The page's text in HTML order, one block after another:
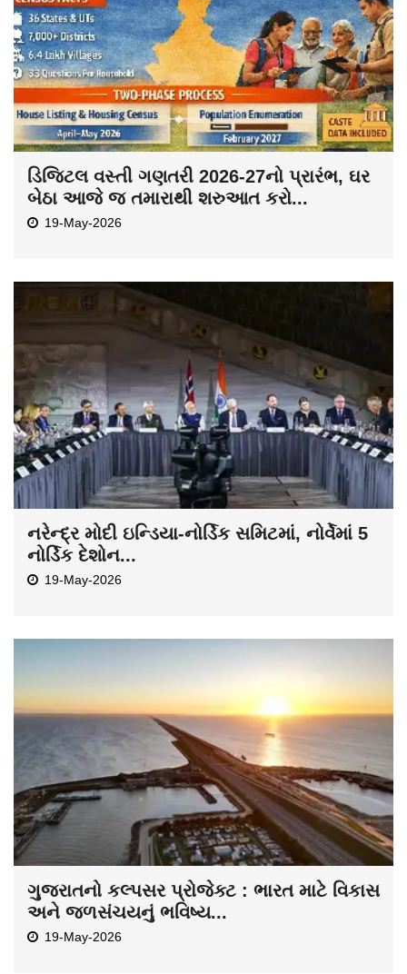
ડિજિટલ વસ્તી ગણતરી 2026-27નો પ્રારંભ, ઘર
બેઠા આજે જ તમારાથી શરુઆત કરો...
19-May-2026
નરેન્દ્ર મોદી ઇન્ડિયા-નોર્ડિક સમિટમાં, નોર્વેમાં 5
નોર્ડિક દેશોન...
19-May-2026
ગુજરાતનો કલ્પસર પ્રોજેક્ટ : ભારત માટે વિકાસ
અને જળસંચયનું ભવિષ્ય...
19-May-2026